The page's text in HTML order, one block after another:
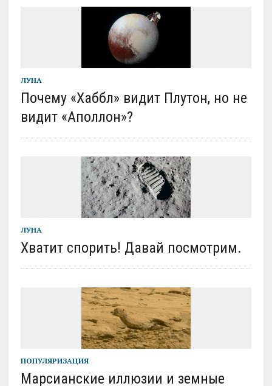
ЛУНА
Почему «Хаббл» видит Плутон, но не
видит «Аполлон»?
ЛУНА
Хватит спорить! Давай посмотрим.
ПОПУЛЯРИЗАЦИЯ
Марсианские иллюзии и земные